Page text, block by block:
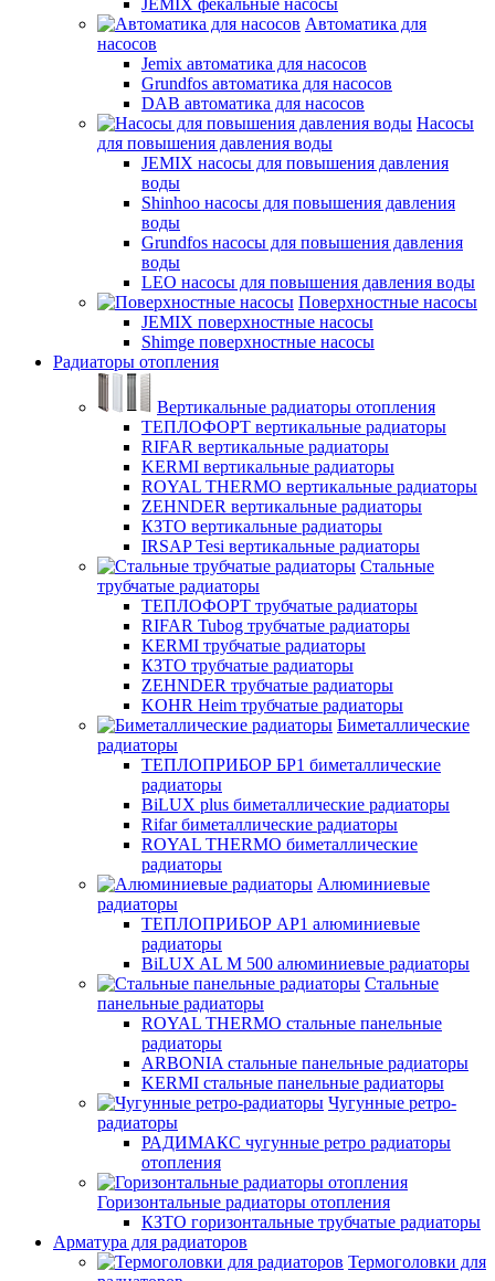
JEMIX фекальные насосы
Автоматика для
насосов
Jemix автоматика для насосов
Grundfos автоматика для насосов
DAB автоматика для насосов
Насосы
для повышения давления воды
JEMIX насосы для повышения давления
воды
Shinhoo насосы для повышения давления
воды
Grundfos насосы для повышения давления
воды
LEO насосы для повышения давления воды
Поверхностные насосы
JEMIX поверхностные насосы
Shimge поверхностные насосы
Радиаторы отопления
Вертикальные радиаторы отопления
ТЕПЛОФОРТ вертикальные радиаторы
RIFAR вертикальные радиаторы
KERMI вертикальные радиаторы
ROYAL THERMO вертикальные радиаторы
ZEHNDER вертикальные радиаторы
КЗТО вертикальные радиаторы
IRSAP Tesi вертикальные радиаторы
Стальные
трубчатые радиаторы
ТЕПЛОФОРТ трубчатые радиаторы
RIFAR Tubog трубчатые радиаторы
KERMI трубчатые радиаторы
КЗТО трубчатые радиаторы
ZEHNDER трубчатые радиаторы
KOHR Heim трубчатые радиаторы
Биметаллические
радиаторы
ТЕПЛОПРИБОР БР1 биметаллические
радиаторы
BiLUX plus биметаллические радиаторы
Rifar биметаллические радиаторы
ROYAL THERMO биметаллические
радиаторы
Алюминиевые
радиаторы
ТЕПЛОПРИБОР АР1 алюминиевые
радиаторы
BiLUX AL M 500 алюминиевые радиаторы
Стальные
панельные радиаторы
ROYAL THERMO стальные панельные
радиаторы
ARBONIA стальные панельные радиаторы
KERMI стальные панельные радиаторы
Чугунные ретро-
радиаторы
РАДИМАКС чугунные ретро радиаторы
отопления
Горизонтальные радиаторы отопления
КЗТО горизонтальные трубчатые радиаторы
Арматура для радиаторов
Термоголовки для